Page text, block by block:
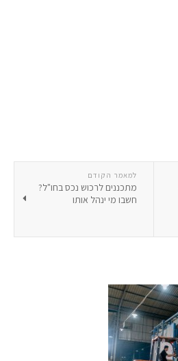
למאמר הקודם
מתכננים לרכוש נכס בחו"ל?
חשבו מי ינהל אותו